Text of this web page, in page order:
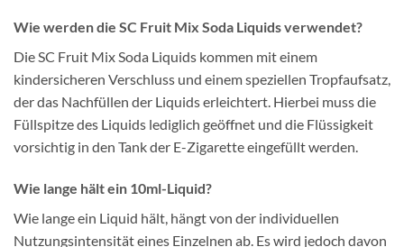
Wie werden die SC Fruit Mix Soda Liquids verwendet?
Die SC Fruit Mix Soda Liquids kommen mit einem
kindersicheren Verschluss und einem speziellen Tropfaufsatz,
der das Nachfüllen der Liquids erleichtert. Hierbei muss die
Füllspitze des Liquids lediglich geöffnet und die Flüssigkeit
vorsichtig in den Tank der E-Zigarette eingefüllt werden.
Wie lange hält ein 10ml-Liquid?
Wie lange ein Liquid hält, hängt von der individuellen
Nutzungsintensität eines Einzelnen ab. Es wird jedoch davon